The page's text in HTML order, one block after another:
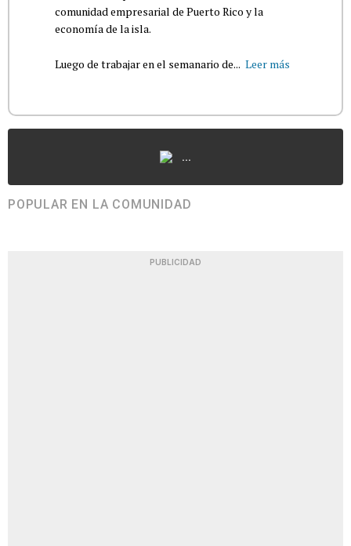
comunidad empresarial de Puerto Rico y la
economía de la isla.
Luego de trabajar en el semanario de... Leer más
...
POPULAR EN LA COMUNIDAD
PUBLICIDAD